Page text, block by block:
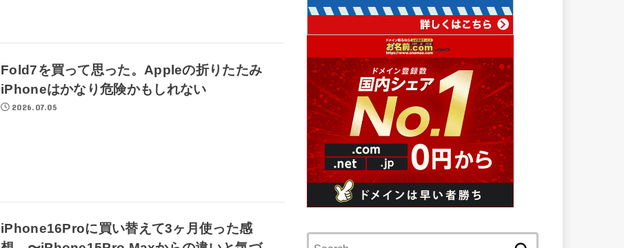
Fold7を買って思った。Appleの折りたたみ
iPhoneはかなり危険かもしれない
2026.07.05
iPhone16Proに買い替えて3ヶ月使った感